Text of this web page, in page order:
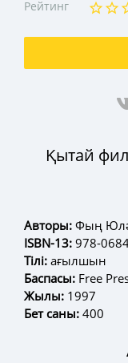
Рейтинг
Қытай
Авторы: Фың
ISBN-13: 978-
Тілі: ағылшын
Баспасы: Free
Жылы: 1997
Бет саны: 400